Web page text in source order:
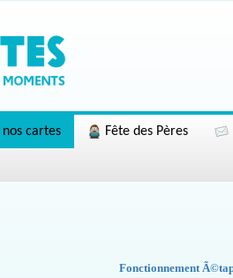
nos cartes Fête des Pères
Fonctionnement